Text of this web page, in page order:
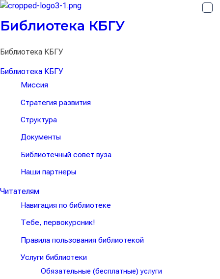
Библиотека КБГУ
Библиотека КБГУ
Библиотека КБГУ
Миссия
Стратегия развития
Структура
Документы
Библиотечный совет вуза
Наши партнеры
Читателям
Навигация по библиотеке
Тебе, первокурсник!
Правила пользования библиотекой
Услуги библиотеки
Обязательные (бесплатные) услуги